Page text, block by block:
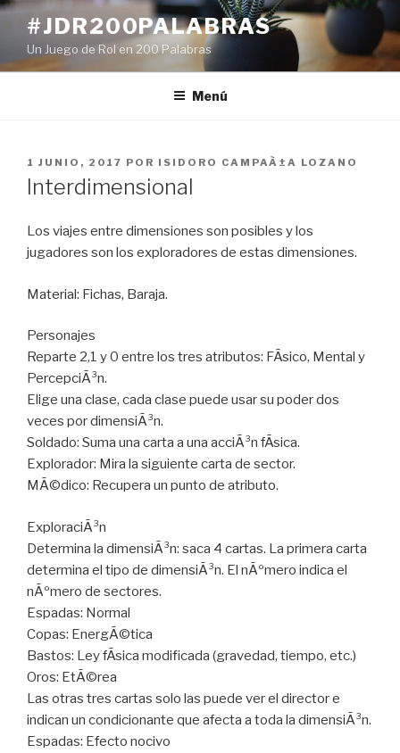
Ir
contenido
#JDR200PALABRAS
Un Juego de Rol en 200 Palabras
Menú
PUBLICADO
EN
1 JUNIO, 2017 POR ISIDORO CAMPAÃ±A LOZANO
Interdimensional
Los viajes entre dimensiones son posibles y los
jugadores son los exploradores de estas dimensiones.
Material: Fichas, Baraja.
Personajes
Reparte 2,1 y 0 entre los tres atributos: FÃ­sico, Mental y
PercepciÃ³n.
Elige una clase, cada clase puede usar su poder dos
veces por dimensiÃ³n.
Soldado: Suma una carta a una acciÃ³n fÃ­sica.
Explorador: Mira la siguiente carta de sector.
MÃ©dico: Recupera un punto de atributo.
ExploraciÃ³n
Determina la dimensiÃ³n: saca 4 cartas. La primera carta
determina el tipo de dimensiÃ³n. El nÃºmero indica el
nÃºmero de sectores.
Espadas: Normal
Copas: EnergÃ©tica
Bastos: Ley fÃ­sica modificada (gravedad, tiempo, etc.)
Oros: EtÃ©rea
Las otras tres cartas solo las puede ver el director e
indican un condicionante que afecta a toda la dimensiÃ³n.
Espadas: Efecto nocivo